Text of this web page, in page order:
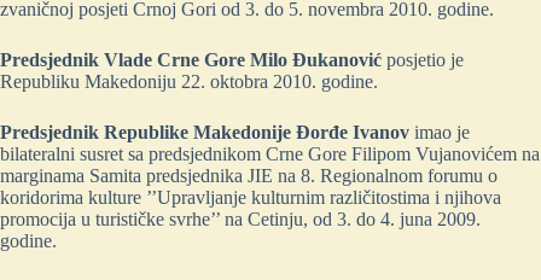
zvaničnoj posjeti Crnoj Gori od 3. do 5. novembra 2010. godine.
Predsjednik Vlade Crne Gore Milo Đukanović posjetio je
Republiku Makedoniju 22. oktobra 2010. godine.
Predsjednik Republike Makedonije Đorđe Ivanov imao je
bilateralni susret sa predsjednikom Crne Gore Filipom Vujanovićem na
marginama Samita predsjednika JIE na 8. Regionalnom forumu o
koridorima kulture ’’Upravljanje kulturnim različitostima i njihova
promocija u turističke svrhe’’ na Cetinju, od 3. do 4. juna 2009.
godine.